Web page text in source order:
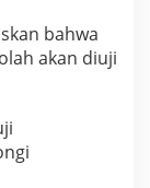
bahwa
akan diuji